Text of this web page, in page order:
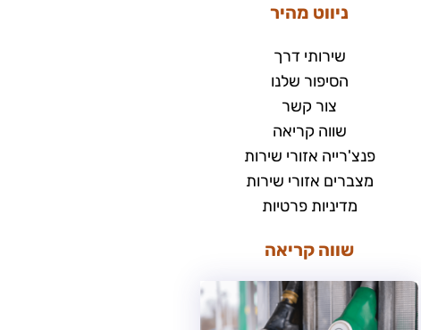
ניווט מהיר
שירותי דרך
הסיפור שלנו
צור קשר
שווה קריאה
פנצ'רייה אזורי שירות
מצברים אזורי שירות
מדיניות פרטיות
שווה קריאה